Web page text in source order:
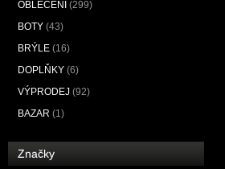
OBLEČENÍ (299)
BOTY (43)
BRÝLE (16)
DOPLŇKY (6)
VÝPRODEJ (92)
BAZAR (1)
Značky